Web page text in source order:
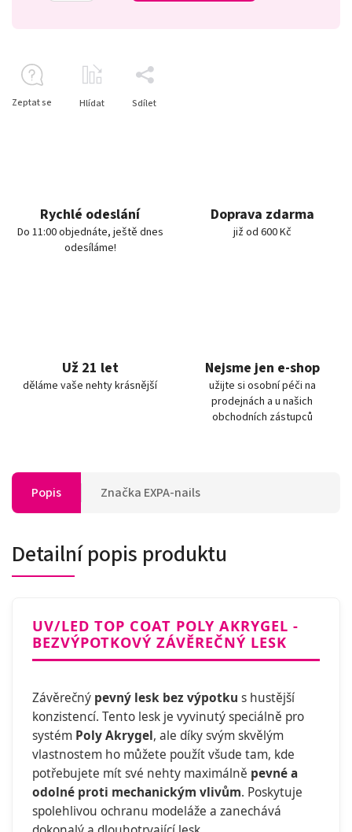
Zeptat se Hlídat Sdílet
Rychlé odeslání
Do 11:00 objednáte, ještě dnes
odesíláme!
Doprava zdarma
již od 600 Kč
Už 21 let
děláme vaše nehty krásnější
Nejsme jen e-shop
užijte si osobní péči na
prodejnách a u našich
obchodních zástupců
Popis Značka EXPA-nails
Detailní popis produktu
UV/LED TOP COAT POLY AKRYGEL -
BEZVÝPOTKOVÝ ZÁVĚREČNÝ LESK
Závěrečný pevný lesk bez výpotku s hustější
konzistencí. Tento lesk je vyvinutý speciálně pro
systém Poly Akrygel, ale díky svým skvělým
vlastnostem ho můžete použít všude tam, kde
potřebujete mít své nehty maximálně pevné a
odolné proti mechanickým vlivům. Poskytuje
spolehlivou ochranu modeláže a zanechává